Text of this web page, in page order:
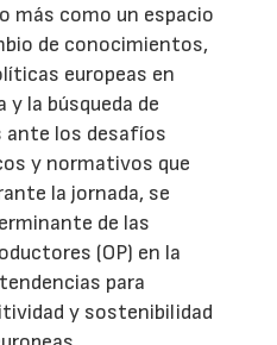
más como un espacio
de conocimientos,
europeas en
la búsqueda de
ante los desafíos
y normativos que
la jornada, se
de las
(OP) en la
para
y sostenibilidad